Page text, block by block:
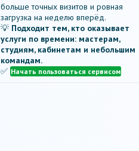
больше точных визитов и ровная
загрузка на неделю вперёд.
💡 Подходит тем, кто оказывает
услуги по времени: мастерам,
студиям, кабинетам и небольшим
командам.
✅ Начать пользоваться сервисом